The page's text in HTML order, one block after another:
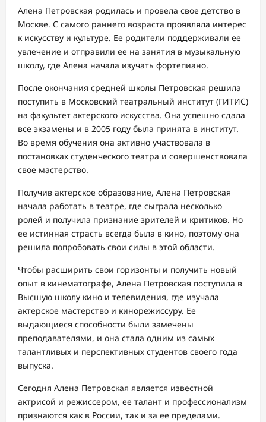
Алена Петровская родилась и провела свое детство в
Москве. С самого раннего возраста проявляла интерес
к искусству и культуре. Ее родители поддерживали ее
увлечение и отправили ее на занятия в музыкальную
школу, где Алена начала изучать фортепиано.
После окончания средней школы Петровская решила
поступить в Московский театральный институт (ГИТИС)
на факультет актерского искусства. Она успешно сдала
все экзамены и в 2005 году была принята в институт.
Во время обучения она активно участвовала в
постановках студенческого театра и совершенствовала
свое мастерство.
Получив актерское образование, Алена Петровская
начала работать в театре, где сыграла несколько
ролей и получила признание зрителей и критиков. Но
ее истинная страсть всегда была в кино, поэтому она
решила попробовать свои силы в этой области.
Чтобы расширить свои горизонты и получить новый
опыт в кинематографе, Алена Петровская поступила в
Высшую школу кино и телевидения, где изучала
актерское мастерство и кинорежиссуру. Ее
выдающиеся способности были замечены
преподавателями, и она стала одним из самых
талантливых и перспективных студентов своего года
выпуска.
Сегодня Алена Петровская является известной
актрисой и режиссером, ее талант и профессионализм
признаются как в России, так и за ее пределами.